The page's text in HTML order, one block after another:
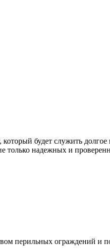
будет служить
только надежных и
перильных ограждений и